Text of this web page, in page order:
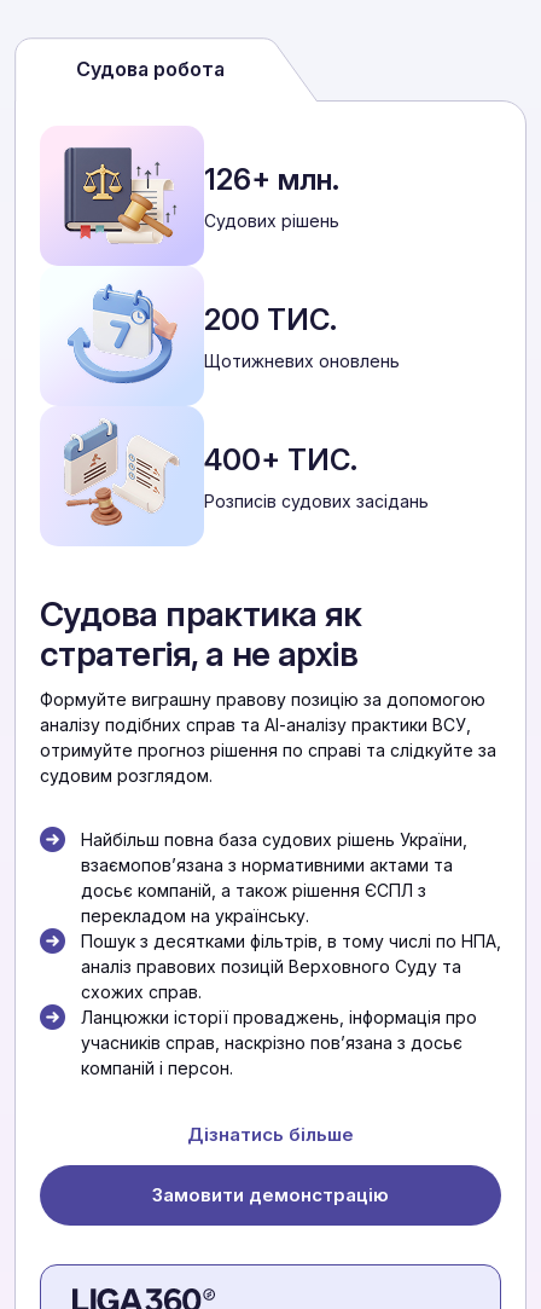
Судова робота
126+ млн.
Cудових рішень
200 ТИС.
Щотижневих оновлень
400+ ТИС.
Розписів судових засідань
Судова практика як
стратегія, а не архів
Формуйте виграшну правову позицію за допомогою
аналізу подібних справ та АІ-аналізу практики ВСУ,
отримуйте прогноз рішення по справі та слідкуйте за
судовим розглядом.
Найбільш повна база судових рішень України,
взаємоповʼязана з нормативними актами та
досьє компаній, а також рішення ЄСПЛ з
перекладом на українську.
Пошук з десятками фільтрів, в тому числі по НПА,
аналіз правових позицій Верховного Суду та
схожих справ.
Ланцюжки історії проваджень, інформація про
учасників справ, наскрізно повʼязана з досьє
компаній і персон.
Дізнатись більше
Замовити демонстрацію